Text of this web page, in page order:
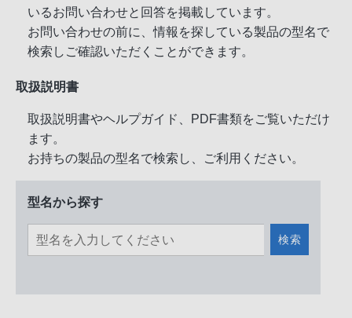
いるお問い合わせと回答を掲載しています。
お問い合わせの前に、情報を探している製品の型名で
検索しご確認いただくことができます。
取扱説明書
取扱説明書やヘルプガイド、PDF書類をご覧いただけ
ます。
お持ちの製品の型名で検索し、ご利用ください。
型名から探す
検索